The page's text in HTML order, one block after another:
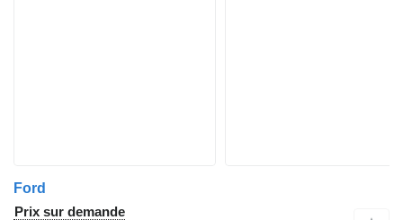
Ford
Prix sur demande